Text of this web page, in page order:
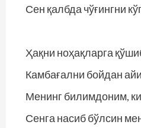
Сен қалбда чўғингни
Ҳақни ноҳақларга
Камбағални бойдан
Менинг билимдоним,
Сенга насиб бўлсин